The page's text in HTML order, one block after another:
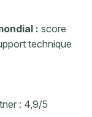
: score
technique
: 4,9/5